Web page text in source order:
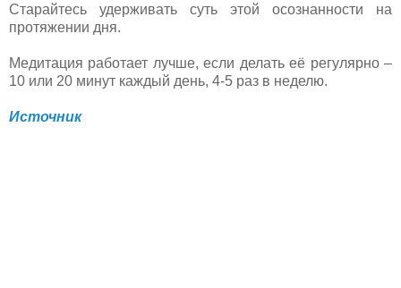
Старайтесь удерживать суть этой осознанности на
протяжении дня.
Медитация работает лучше, если делать её регулярно –
10 или 20 минут каждый день, 4-5 раз в неделю.
Источник